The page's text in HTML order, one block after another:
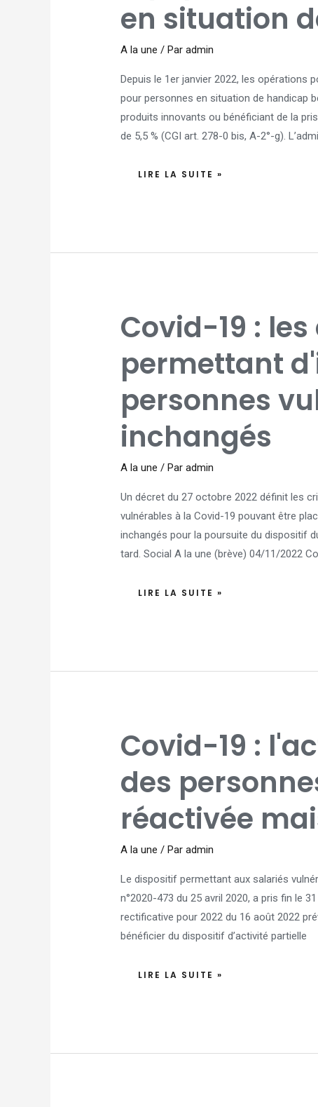
en situation
A la une / Paradmin
Depuis le 1er janvier 2022, les opérations
pour personnes en situation de handicap
produits innovants ou bénéficiant de la
de 5,5 % (CGI art. 278-0 bis, A-2°-g).
SITUATION
HANDICAP
LIRE LA SUITE »
Covid-19 :
permettant
personnes
inchangés
A la une / Paradmin
Un décret du 27 octobre 2022 définit les
vulnérables à la Covid-19 pouvant être
inchangés pour la poursuite du dispositif
tard. Social A la une (brève) 04/11/2022
COVID-
19
:
LES
D'IDENTIFIER
LES
RESTENT
INCHANGÉS
LIRE LA SUITE »
Covid-19 :
des
réactivée
A la une / Paradmin
Le dispositif permettant aux salariés
n°2020-473 du 25 avril 2020, a pris fin le
rectificative pour 2022 du 16 août 2022
bénéficier du dispositif d’activité partielle
COVID-
19
:
L'ACTIVITÉ
PERSONNES
VULNÉRABLES
RÉACTIVÉE
MAIS
MODIFIÉE
LIRE LA SUITE »